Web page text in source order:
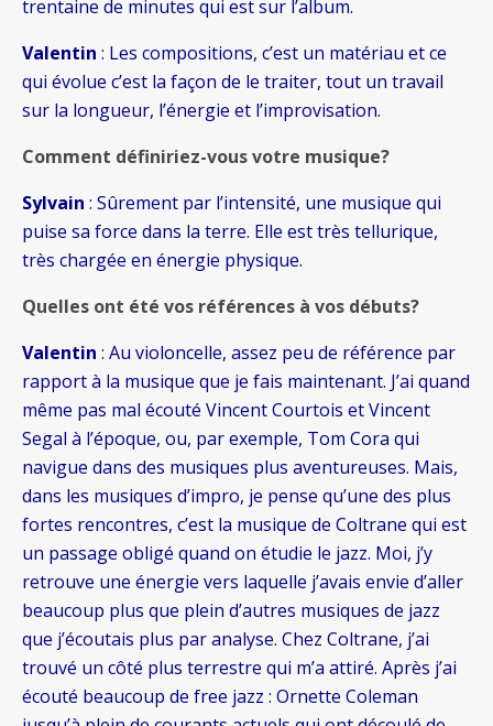
trentaine de minutes qui est sur l’album.
Valentin : Les compositions, c’est un matériau et ce
qui évolue c’est la façon de le traiter, tout un travail
sur la longueur, l’énergie et l’improvisation.
Comment définiriez-vous votre musique?
Sylvain : Sûrement par l’intensité, une musique qui
puise sa force dans la terre. Elle est très tellurique,
très chargée en énergie physique.
Quelles ont été vos références à vos débuts?
Valentin : Au violoncelle, assez peu de référence par
rapport à la musique que je fais maintenant. J’ai quand
même pas mal écouté Vincent Courtois et Vincent
Segal à l’époque, ou, par exemple, Tom Cora qui
navigue dans des musiques plus aventureuses. Mais,
dans les musiques d’impro, je pense qu’une des plus
fortes rencontres, c’est la musique de Coltrane qui est
un passage obligé quand on étudie le jazz. Moi, j’y
retrouve une énergie vers laquelle j’avais envie d’aller
beaucoup plus que plein d’autres musiques de jazz
que j’écoutais plus par analyse. Chez Coltrane, j’ai
trouvé un côté plus terrestre qui m’a attiré. Après j’ai
écouté beaucoup de free jazz : Ornette Coleman